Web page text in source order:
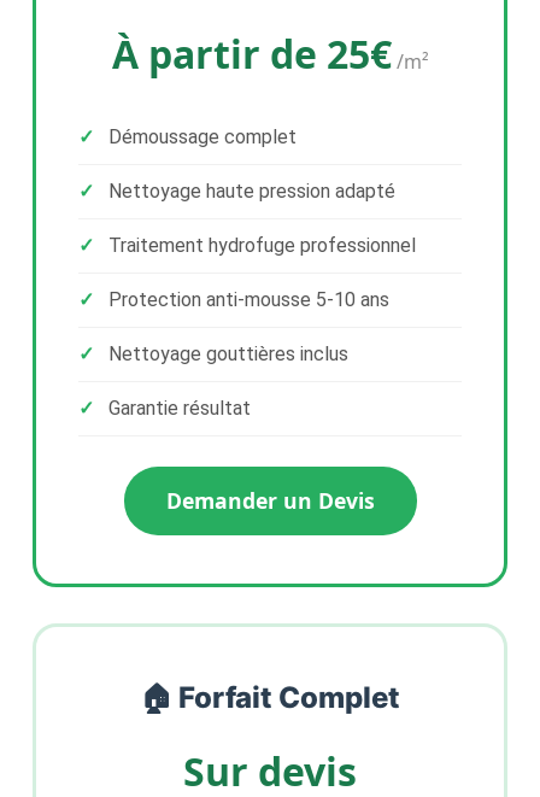
À partir de 25€/m²
Démoussage complet
Nettoyage haute pression adapté
Traitement hydrofuge professionnel
Protection anti-mousse 5-10 ans
Nettoyage gouttières inclus
Garantie résultat
Demander un Devis
🏠 Forfait Complet
Sur devis